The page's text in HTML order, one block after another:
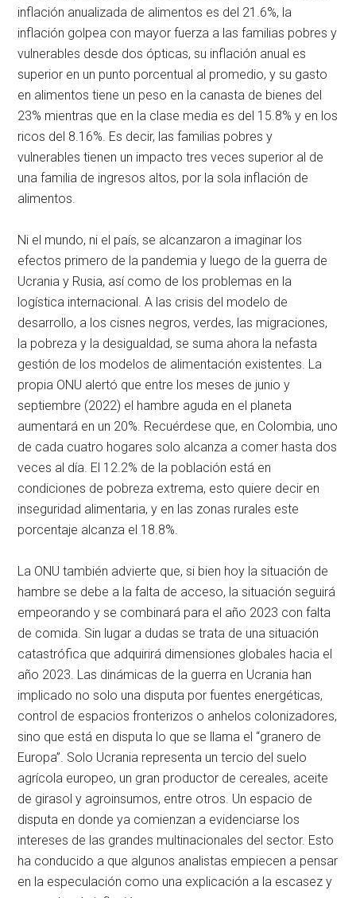
inflación anualizada de alimentos es del 21.6%, la
inflación golpea con mayor fuerza a las familias pobres y
vulnerables desde dos ópticas, su inflación anual es
superior en un punto porcentual al promedio, y su gasto
en alimentos tiene un peso en la canasta de bienes del
23% mientras que en la clase media es del 15.8% y en los
ricos del 8.16%. Es decir, las familias pobres y
vulnerables tienen un impacto tres veces superior al de
una familia de ingresos altos, por la sola inflación de
alimentos.
Ni el mundo, ni el país, se alcanzaron a imaginar los
efectos primero de la pandemia y luego de la guerra de
Ucrania y Rusia, así como de los problemas en la
logística internacional. A las crisis del modelo de
desarrollo, a los cisnes negros, verdes, las migraciones,
la pobreza y la desigualdad, se suma ahora la nefasta
gestión de los modelos de alimentación existentes. La
propia ONU alertó que entre los meses de junio y
septiembre (2022) el hambre aguda en el planeta
aumentará en un 20%. Recuérdese que, en Colombia, uno
de cada cuatro hogares solo alcanza a comer hasta dos
veces al día. El 12.2% de la población está en
condiciones de pobreza extrema, esto quiere decir en
inseguridad alimentaria, y en las zonas rurales este
porcentaje alcanza el 18.8%.
La ONU también advierte que, si bien hoy la situación de
hambre se debe a la falta de acceso, la situación seguirá
empeorando y se combinará para el año 2023 con falta
de comida. Sin lugar a dudas se trata de una situación
catastrófica que adquirirá dimensiones globales hacia el
año 2023. Las dinámicas de la guerra en Ucrania han
implicado no solo una disputa por fuentes energéticas,
control de espacios fronterizos o anhelos colonizadores,
sino que está en disputa lo que se llama el “granero de
Europa”. Solo Ucrania representa un tercio del suelo
agrícola europeo, un gran productor de cereales, aceite
de girasol y agroinsumos, entre otros. Un espacio de
disputa en donde ya comienzan a evidenciarse los
intereses de las grandes multinacionales del sector. Esto
ha conducido a que algunos analistas empiecen a pensar
en la especulación como una explicación a la escasez y